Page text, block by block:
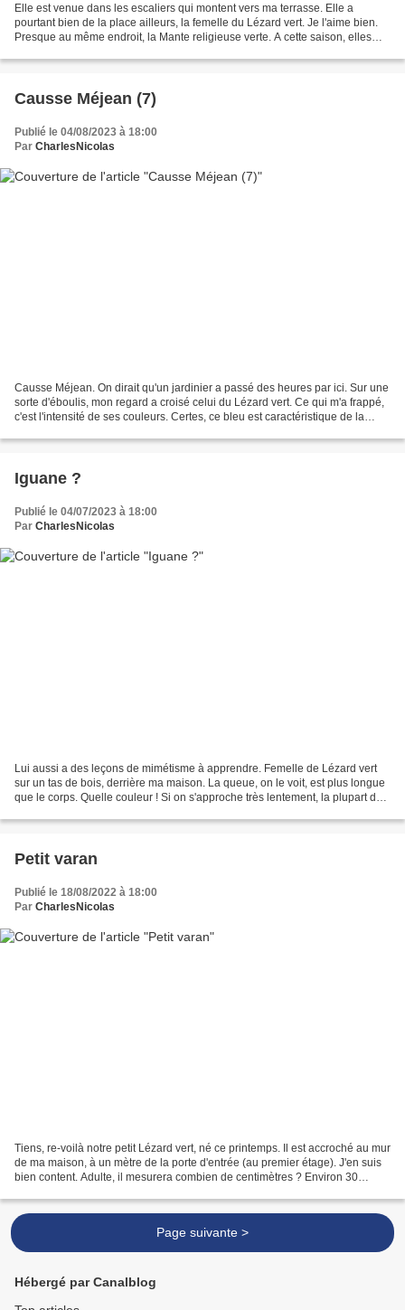
Elle est venue dans les escaliers qui montent vers ma terrasse. Elle a
pourtant bien de la place ailleurs, la femelle du Lézard vert. Je l'aime bien.
Presque au même endroit, la Mante religieuse verte. A cette saison, elles
Causse Méjean (7)
Publié le 04/08/2023 à 18:00
Par CharlesNicolas
Causse Méjean. On dirait qu'un jardinier a passé des heures par ici. Sur une
sorte d'éboulis, mon regard a croisé celui du Lézard vert. Ce qui m'a frappé,
c'est l'intensité de ses couleurs. Certes, ce bleu est caractéristique de la
Iguane ?
Publié le 04/07/2023 à 18:00
Par CharlesNicolas
Lui aussi a des leçons de mimétisme à apprendre. Femelle de Lézard vert
sur un tas de bois, derrière ma maison. La queue, on le voit, est plus longue
que le corps. Quelle couleur ! Si on s'approche très lentement, la plupart des
Petit varan
Publié le 18/08/2022 à 18:00
Par CharlesNicolas
Tiens, re-voilà notre petit Lézard vert, né ce printemps. Il est accroché au mur
de ma maison, à un mètre de la porte d'entrée (au premier étage). J'en suis
bien content. Adulte, il mesurera combien de centimètres ? Environ 30
Page suivante >
Hébergé par Canalblog